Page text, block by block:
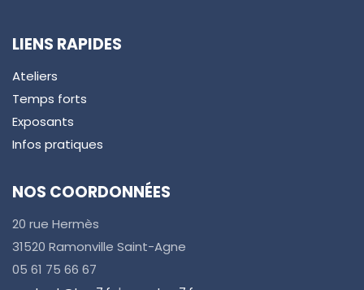
LIENS RAPIDES
Ateliers
Temps forts
Exposants
Infos pratiques
NOS COORDONNÉES
20 rue Hermès
31520 Ramonville Saint-Agne
05 61 75 66 67